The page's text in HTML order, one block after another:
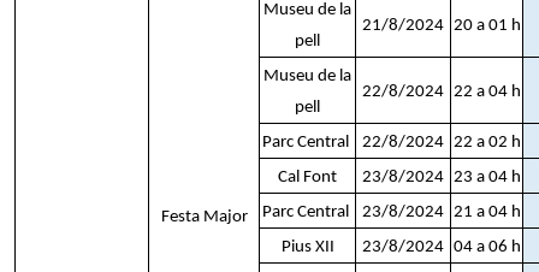
Festa Major
Museu de la
pell
21/8/2024 20 a 01 h
Museu de la
pell
22/8/2024 22 a 04 h
Parc Central 22/8/2024 22 a 02 h
Cal Font
23/8/2024 23 a 04 h
Parc Central
23/8/2024 21 a 04 h
Pius XII
23/8/2024 04 a 06 h